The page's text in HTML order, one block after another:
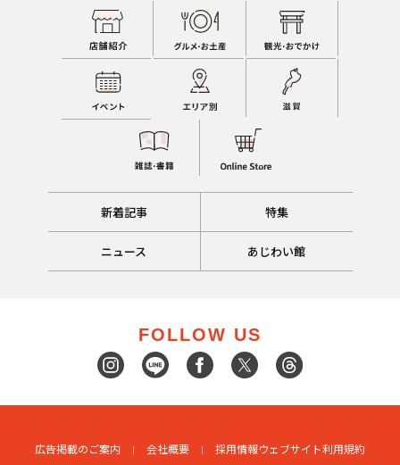
新着記事 特集
ニュース あじわい館
FOLLOW US
広告掲載のご案内 会社概要 採用情報ウェブサイト利用規約